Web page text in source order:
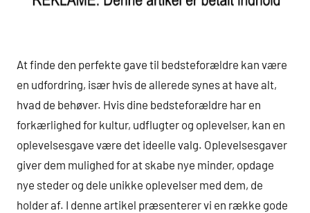
At finde den perfekte gave til bedsteforældre kan være
en udfordring, især hvis de allerede synes at have alt,
hvad de behøver. Hvis dine bedsteforældre har en
forkærlighed for kultur, udflugter og oplevelser, kan en
oplevelsesgave være det ideelle valg. Oplevelsesgaver
giver dem mulighed for at skabe nye minder, opdage
nye steder og dele unikke oplevelser med dem, de
holder af. I denne artikel præsenterer vi en række gode